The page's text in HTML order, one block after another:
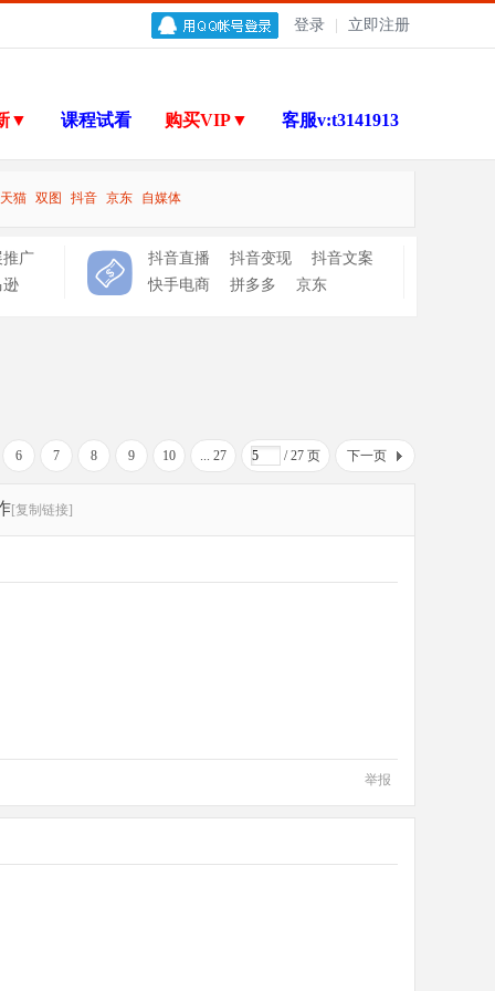
登录 立即注册
▼ 课程试看 购买VIP▼ 客服v:t3141913
天猫 双图 抖音 京东 自媒体
推广
逊
抖音直播 抖音变现
抖音文案
快手电商
拼多多 京东
6 7 8 9 10 ... 27 / 27 页 下一页
[复制链接]
举报